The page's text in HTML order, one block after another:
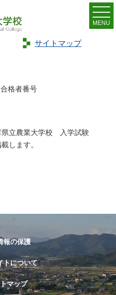
サイトマップ
MENU
令和８年度入学試験
格者番号
立農業大学校 入学試験
します。
報の保護
トについて
マップ